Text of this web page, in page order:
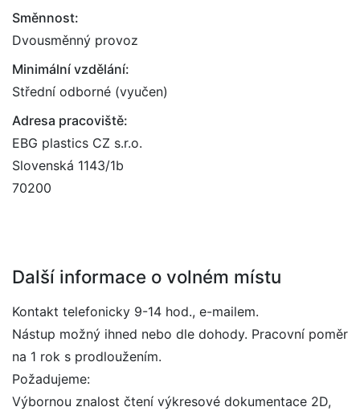
Směnnost:
Dvousměnný provoz
Minimální vzdělání:
Střední odborné (vyučen)
Adresa pracoviště:
EBG plastics CZ s.r.o.
Slovenská 1143/1b
70200
Další informace o volném místu
Kontakt telefonicky 9-14 hod., e-mailem.
Nástup možný ihned nebo dle dohody. Pracovní poměr
na 1 rok s prodloužením.
Požadujeme:
Výbornou znalost čtení výkresové dokumentace 2D,